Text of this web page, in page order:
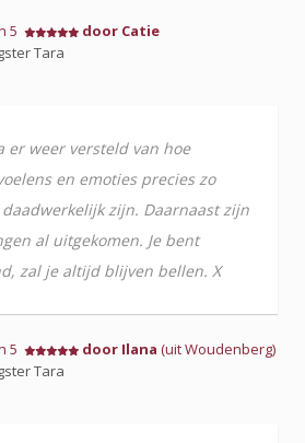
5
door Catie
Tara
er weer versteld van hoe
en emoties precies zo
zijn. Daarnaast zijn
al uitgekomen. Je bent
zal je altijd blijven bellen. X
5 door Ilana (uit Woudenberg)
Tara